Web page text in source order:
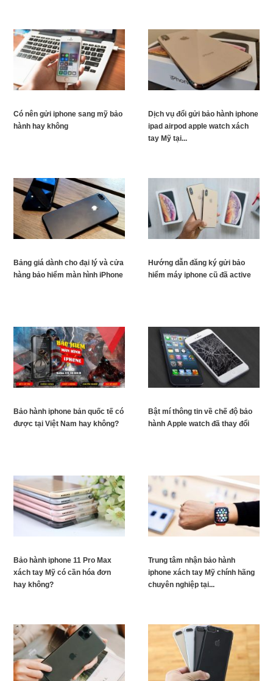
Có nên gửi iphone sang mỹ bảo
hành hay không
Dịch vụ đổi gửi bảo hành iphone
ipad airpod apple watch xách
tay Mỹ tại...
Bảng giá dành cho đại lý và cửa
hàng bảo hiểm màn hình iPhone
Hướng dẫn đăng ký gửi bảo
hiểm máy iphone cũ đã active
Bảo hành iphone bản quốc tế có
được tại Việt Nam hay không?
Bật mí thông tin về chế độ bảo
hành Apple watch đã thay đổi
Bảo hành iphone 11 Pro Max
xách tay Mỹ có cần hóa đơn
hay không?
Trung tâm nhận bảo hành
iphone xách tay Mỹ chính hãng
chuyên nghiệp tại...